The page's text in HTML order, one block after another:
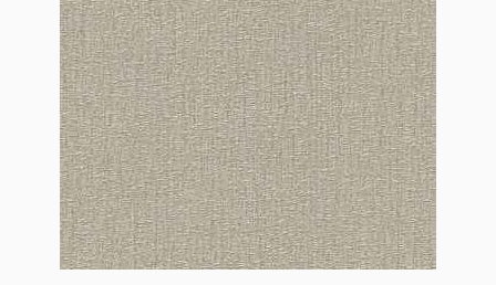
Личный кабинет
Москва (сменить город)
Заказать обратный звонок